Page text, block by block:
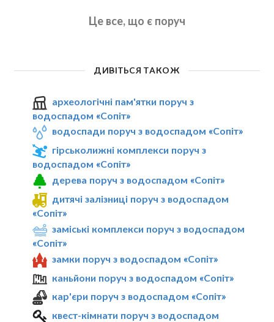
Це все, що є поруч
ДИВІТЬСЯ ТАКОЖ
археологічні пам'ятки поруч з
водоспадом «Сопіт»
водоспади поруч з водоспадом «Сопіт»
гірськолижні комплекси поруч з
водоспадом «Сопіт»
дерева поруч з водоспадом «Сопіт»
дитячі залізниці поруч з водоспадом
«Сопіт»
заміські комплекси поруч з водоспадом
«Сопіт»
замки поруч з водоспадом «Сопіт»
каньйони поруч з водоспадом «Сопіт»
кар'єри поруч з водоспадом «Сопіт»
квест-кімнати поруч з водоспадом